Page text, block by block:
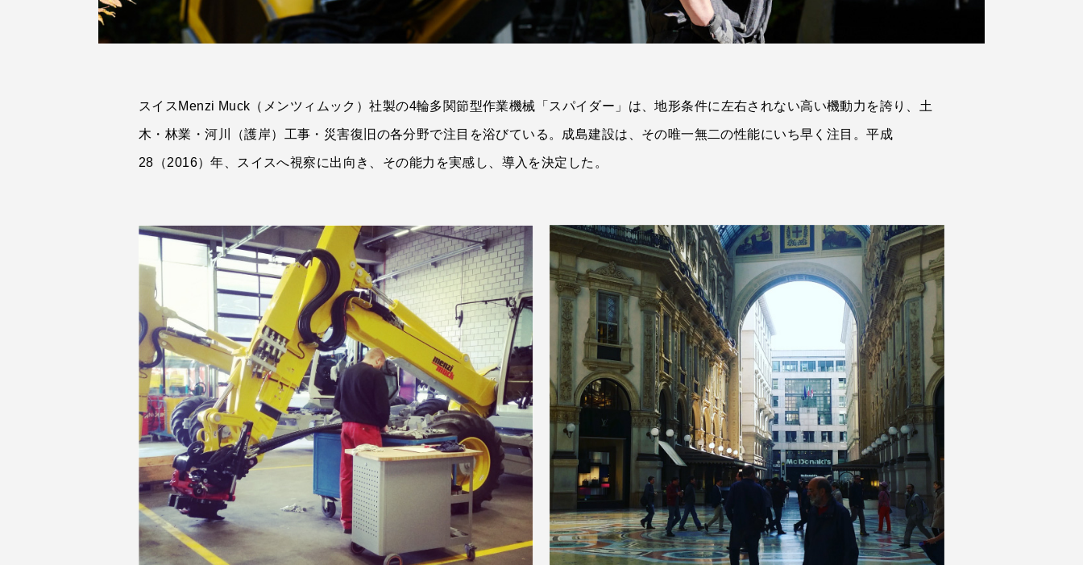
スイスMenzi Muck（メンツィムック）社製の4輪多関節型作業機械「スパイダー」は、地形条件に左右されない高い機動力を誇り、土
木・林業・河川（護岸）工事・災害復旧の各分野で注目を浴びている。成島建設は、その唯一無二の性能にいち早く注目。平成
28（2016）年、スイスへ視察に出向き、その能力を実感し、導入を決定した。